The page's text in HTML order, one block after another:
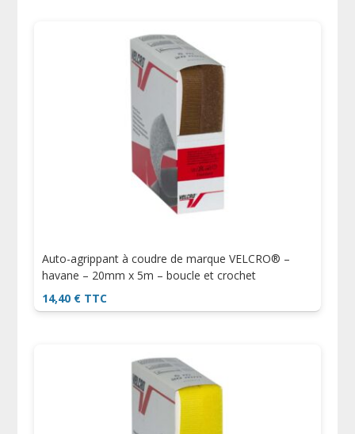
Auto-agrippant à coudre de marque VELCRO® –
havane – 20mm x 5m – boucle et crochet
14,40 € TTC